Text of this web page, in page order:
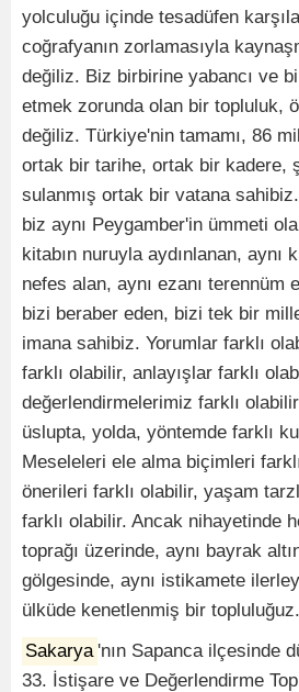
yolculuğu içinde tesadüfen
coğrafyanın zorlamasıyla
değiliz. Biz birbirine yabancı ve
etmek zorunda olan bir topluluk,
değiliz. Türkiye'nin tamamı, 86
ortak bir tarihe, ortak bir kadere,
sulanmış ortak bir vatana
biz aynı Peygamber'in ümmeti
kitabın nuruyla aydınlanan, aynı
nefes alan, aynı ezanı terennüm
bizi beraber eden, bizi tek bir
imana sahibiz. Yorumlar farklı
farklı olabilir, anlayışlar farklı
değerlendirmelerimiz farklı
üslupta, yolda, yöntemde farklı
Meseleleri ele alma biçimleri
önerileri farklı olabilir, yaşam
farklı olabilir. Ancak nihayetinde
toprağı üzerinde, aynı bayrak
gölgesinde, aynı istikamete
ülküde kenetlenmiş bir
Sakarya'nın Sapanca ilçesinde
33. İstişare ve Değerlendirme